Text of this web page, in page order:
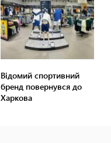
Відомий спортивний
бренд повернувся до
Харкова